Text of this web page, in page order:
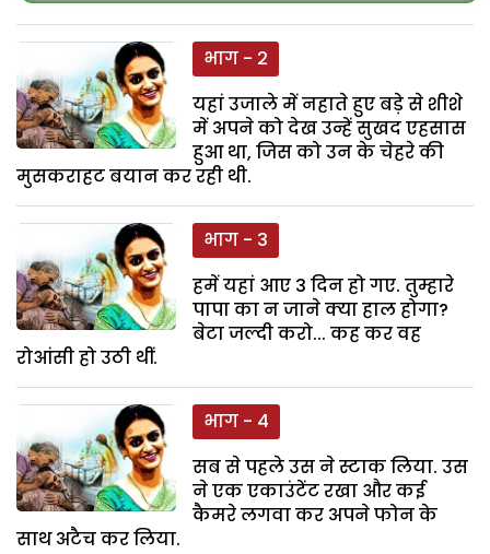
भाग - 2
यहां उजाले में नहाते हुए बड़े से शीशे
में अपने को देख उन्हें सुखद एहसास
हुआ था, जिस को उन के चेहरे की
मुसकराहट बयान कर रही थी.
भाग - 3
हमें यहां आए 3 दिन हो गए. तुम्हारे
पापा का न जाने क्या हाल होगा?
बेटा जल्दी करो... कह कर वह
रोआंसी हो उठी थीं.
भाग - 4
सब से पहले उस ने स्टाक लिया. उस
ने एक एकाउंटेंट रखा और कई
कैमरे लगवा कर अपने फोन के
साथ अटैच कर लिया.